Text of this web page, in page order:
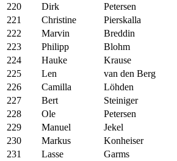
220
Dirk Petersen
221
Christine Pierskalla
222
Marvin Breddin
223
Philipp Blohm
224
Hauke Krause
225
Len van den Berg
226
Camilla Löhden
227
Bert Steiniger
228
Ole Petersen
229
Manuel Jekel
230
Markus Konheiser
231
Lasse Garms